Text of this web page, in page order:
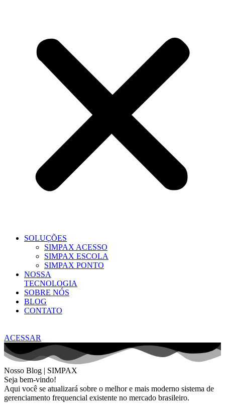
SOLUÇÕES
SIMPAX ACESSO
SIMPAX ESCOLA
SIMPAX PONTO
NOSSA
TECNOLOGIA
SOBRE NÓS
BLOG
CONTATO
ACESSAR
Nosso Blog | SIMPAX
Seja bem-vindo!
Aqui você se atualizará sobre o melhor e mais moderno sistema de
gerenciamento frequencial existente no mercado brasileiro.